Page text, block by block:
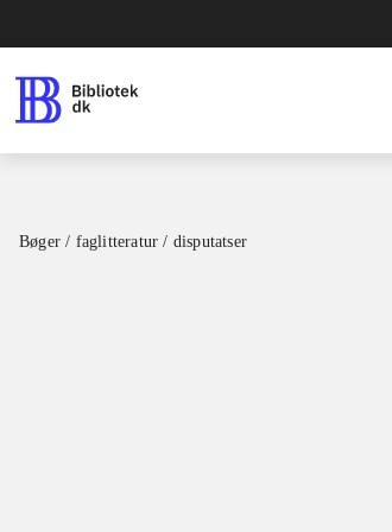
Bøger / faglitteratur / disputatser